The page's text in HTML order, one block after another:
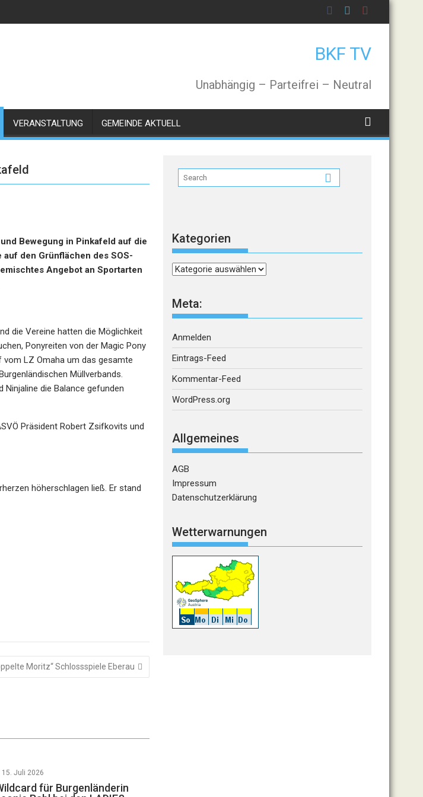
BKF TV
Unabhängig – Parteifrei – Neutral
VERANSTALTUNG GEMEINDE AKTUELL
Bewegung in Pinkafeld auf die
den Grünflächen des SOS-
Angebot an Sportarten
die Vereine hatten die Möglichkeit
Ponyreiten von der Magic Pony
vom LZ Omaha um das gesamte
Müllverbands.
die Balance gefunden
Präsident Robert Zsifkovits und
höherschlagen ließ. Er stand
Moritz“ Schlossspiele Eberau
15. Juli 2026
für Burgenländerin
Kategorien
Kategorien
Meta:
Anmelden
Eintrags-Feed
Kommentar-Feed
WordPress.org
Allgemeines
AGB
Impressum
Datenschutzerklärung
Wetterwarnungen